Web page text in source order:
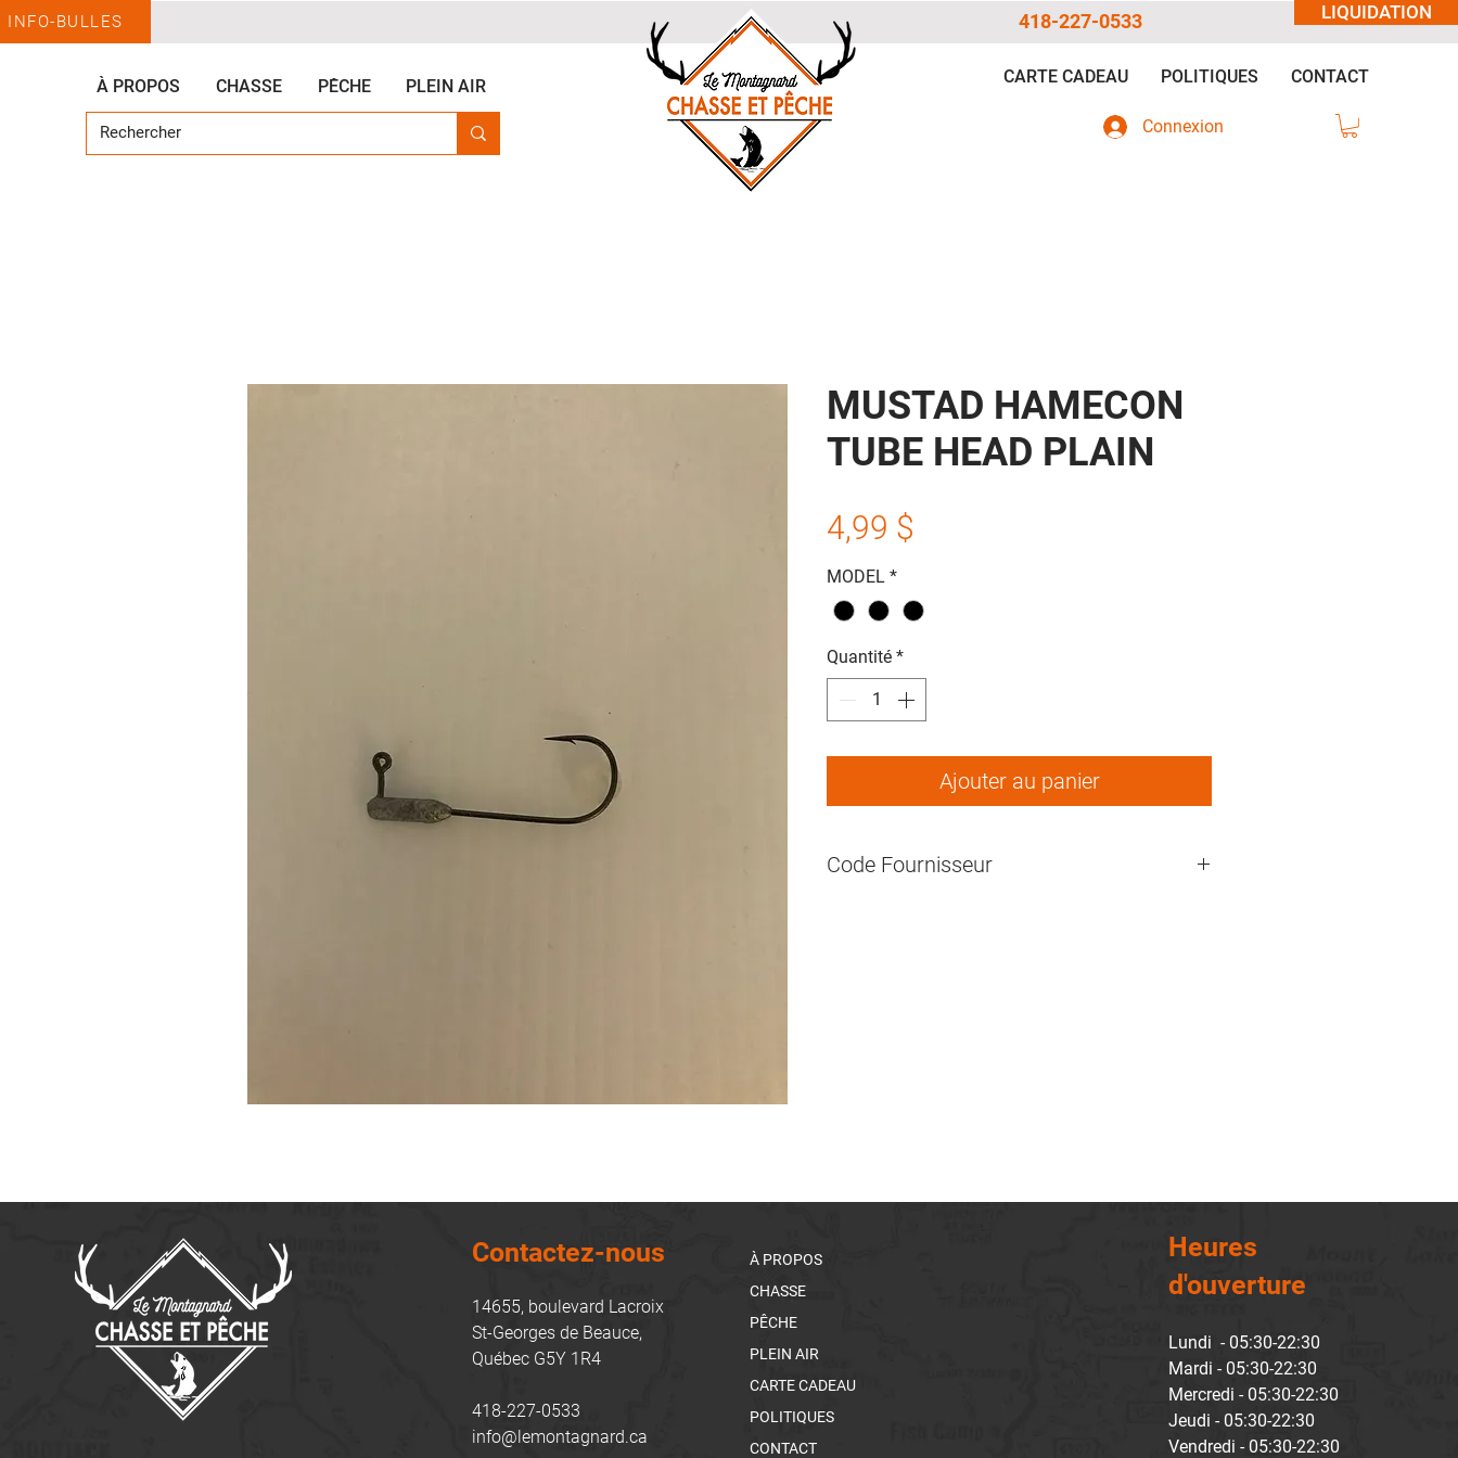
LIQUIDATION
INFO-BULLES
À PROPOS CHASSE PÊCHE PLEIN AIR
418-227-0533
CARTE CADEAU POLITIQUES CONTACT
Connexion
MUSTAD HAMECON
TUBE HEAD PLAIN
4,99 $
MODEL *
Quantité *
Ajouter au panier
Code Fournisseur
Contactez-nous
14655, boulevard Lacroix
St-Georges de Beauce,
Québec G5Y 1R4
418-227-0533
info@lemontagnard.ca
À PROPOS
CHASSE
PÊCHE
PLEIN AIR
CARTE CADEAU
POLITIQUES
CONTACT
Heures
d'ouverture
Lundi - 05:30-22:30
Mardi - 05:30-22:30
Mercredi - 05:30-22:30
Jeudi - 05:30-22:30
Vendredi - 05:30-22:30